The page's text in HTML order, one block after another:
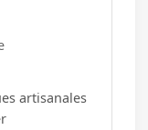
artisanales